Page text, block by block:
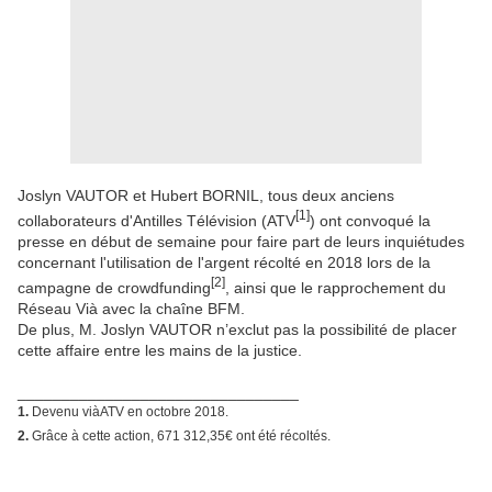
Joslyn VAUTOR et Hubert BORNIL, tous deux anciens
collaborateurs d'Antilles Télévision (ATV[1]) ont convoqué la
presse en début de semaine pour faire part de leurs inquiétudes
concernant l'utilisation de l'argent récolté en 2018 lors de la
campagne de crowdfunding[2]
, ainsi que le rapprochement du
Réseau Vià avec la chaîne BFM.
De plus, M. Joslyn VAUTOR n’exclut pas la possibilité de placer
cette affaire entre les mains de la justice.
1. Devenu viàATV en octobre 2018.
2. Grâce à cette action, 671 312,35€ ont été récoltés.